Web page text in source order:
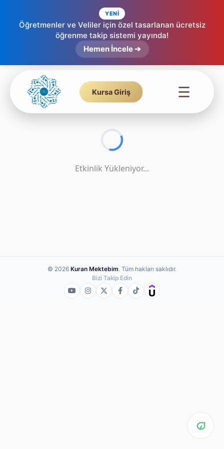
YENİ
Öğretmenler ve Veliler için özel tasarlanan ücretsiz
öğrenme takip sistemi yayında!
Hemen İncele ➔
Kursa Giriş ☰
Tecvid Kuralları Eşleştirme | Etkileşimli Sürükle Bırak Etkinliği – 32
Etkinlik Yükleniyor...
© 2026 Kuran Mektebim. Tüm hakları saklıdır.
Bizi Takip Edin